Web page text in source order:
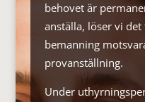
behovet är
anställa, löser vi
bemanning
provanställning.
Under